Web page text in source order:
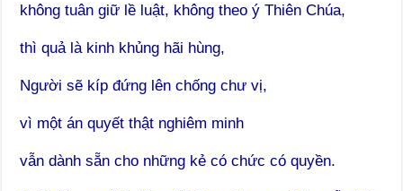
không tuân giữ lề luật, không theo ý Thiên Chúa,
thì quả là kinh khủng hãi hùng,
Người sẽ kíp đứng lên chống chư vị,
vì một án quyết thật nghiêm minh
vẫn dành sẵn cho những kẻ có chức có quyền.